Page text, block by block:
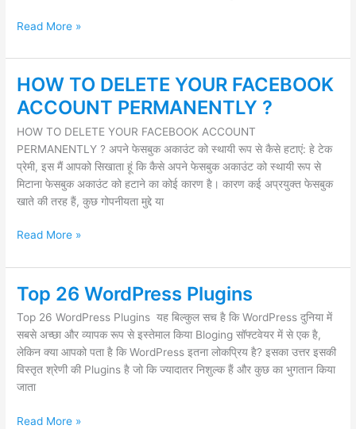
Read More »
HOW TO DELETE YOUR FACEBOOK
ACCOUNT PERMANENTLY ?
HOW TO DELETE YOUR FACEBOOK ACCOUNT
PERMANENTLY ? अपने फेसबुक अकाउंट को स्थायी रूप से कैसे हटाएं: हे टेक
प्रेमी, इस मैं आपको सिखाता हूं कि कैसे अपने फेसबुक अकाउंट को स्थायी रूप से
मिटाना फेसबुक अकाउंट को हटाने का कोई कारण है। कारण कई अप्रयुक्त फेसबुक
खाते की तरह हैं, कुछ गोपनीयता मुद्दे या
HOW
TO
DELETE
YOUR
FACEBOOK
ACCOUNT
PERMANENTLY
?
Read More »
Top 26 WordPress Plugins
Top 26 WordPress Plugins यह बिल्कुल सच है कि WordPress दुनिया में
सबसे अच्छा और व्यापक रूप से इस्तेमाल किया Bloging सॉफ्टवेयर में से एक है,
लेकिन क्या आपको पता है कि WordPress इतना लोकप्रिय है? इसका उत्तर इसकी
विस्तृत श्रेणी की Plugins है जो कि ज्यादातर निशुल्क हैं और कुछ का भुगतान किया
जाता
Top
WordPress
Plugins
Read More »